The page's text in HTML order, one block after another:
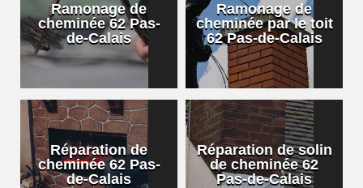
Ramonage de
cheminée 62 Pas-
de-Calais
Ramonage de
cheminée par le toit
62 Pas-de-Calais
Réparation de
cheminée 62 Pas-
de-Calais
Réparation de solin
de cheminée 62
Pas-de-Calais